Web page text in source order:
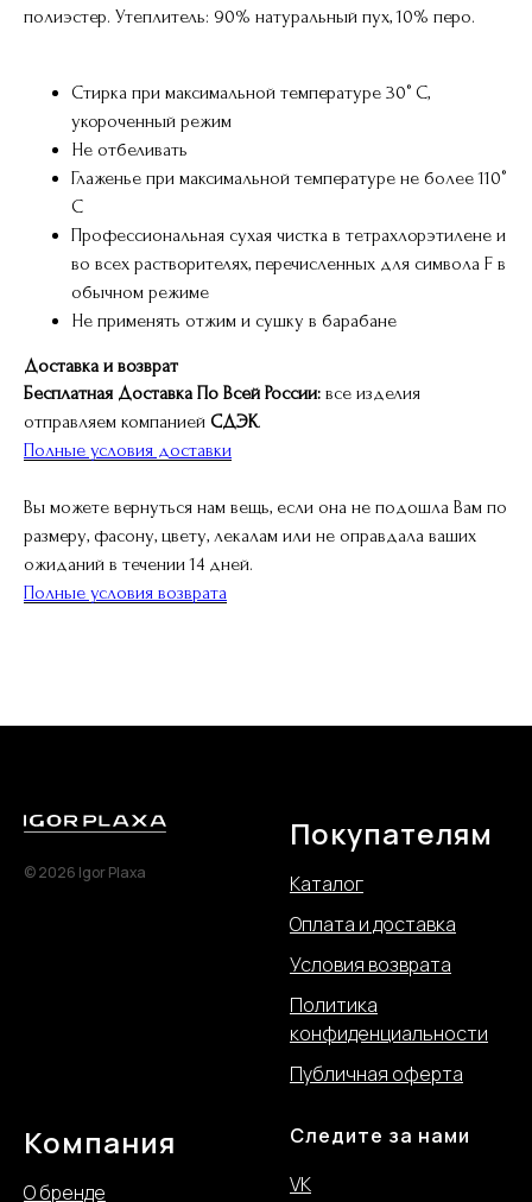
полиэстер. Утеплитель: 90% натуральный пух, 10% перо.
Стирка при максимальной температуре 30° C,
укороченный режим
Не отбеливать
Глаженье при максимальной температуре не более 110°
С
Профессиональная сухая чистка в тетрахлорэтилене и
во всех растворителях, перечисленных для символа F в
обычном режиме
Не применять отжим и сушку в барабане
Доставка и возврат
Бесплатная Доставка По Всей России: все изделия
отправляем компанией СДЭК.
Полные условия доставки
Вы можете вернуться нам вещь, если она не подошла Вам по
размеру, фасону, цвету, лекалам или не оправдала ваших
ожиданий в течении 14 дней.
Полные условия возврата
© 2026 Igor Plaxa
Покупателям
Каталог
Оплата и доставка
Условия возврата
Политика
конфиденциальности
Публичная оферта
Компания
О бренде
Следите за нами
VK